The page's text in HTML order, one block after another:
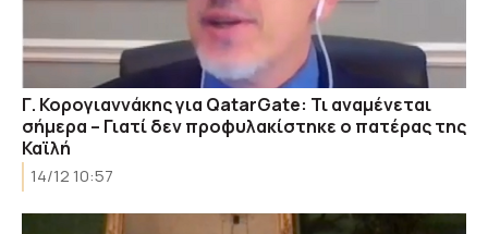
Γ. Κορογιαννάκης για QatarGate: Τι αναμένεται
σήμερα – Γιατί δεν προφυλακίστηκε ο πατέρας της
Καϊλή
14/12 10:57